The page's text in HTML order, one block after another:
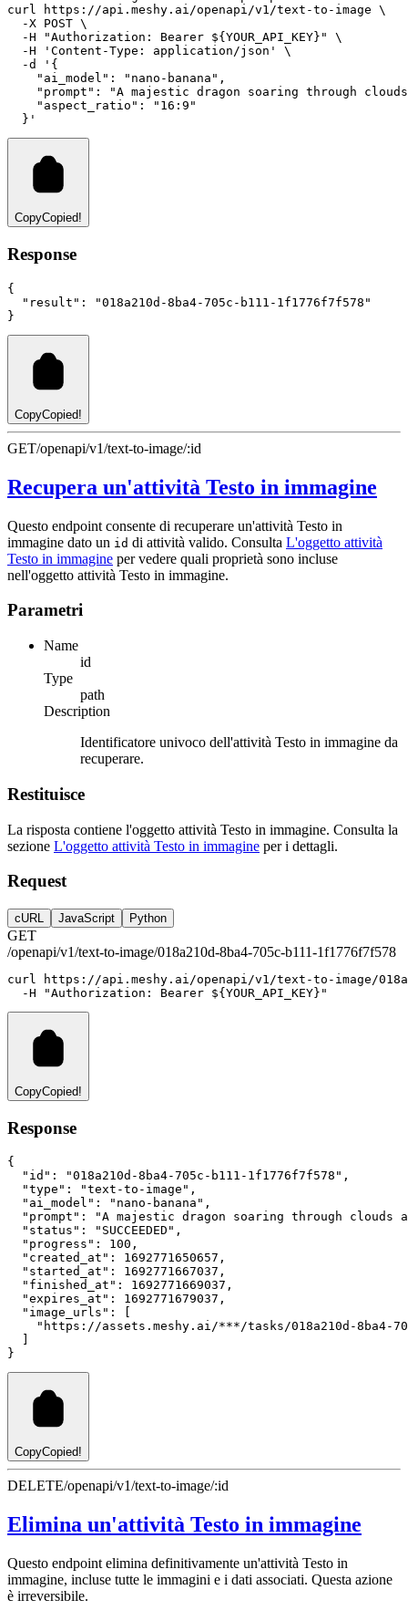
curl
https://api.meshy.ai/openapi/v1/text-to-image \
-X POST \
-H
"Authorization: Bearer ${YOUR_API_KEY}"
\
-H
'Content-Type: application/json'
\
-d
'{
    "ai_model": "nano-banana",
"prompt": "A majestic dragon soaring through
    "aspect_ratio": "16:9"
  }'
CopyCopied!
Response
{
"result" :
"018a210d-8ba4-705c-b111-1f1776f7f578"
}
CopyCopied!
GET/openapi/v1/text-to-image/:id
Recupera un'attività Testo in immagine
Questo endpoint consente di recuperare un'attività Testo in
immagine dato un id di attività valido. Consulta L'oggetto attività
Testo in immagine per vedere quali proprietà sono incluse
nell'oggetto attività Testo in immagine.
Parametri
Name
id
Type
path
Description
Identificatore univoco dell'attività Testo in immagine da
recuperare.
Restituisce
La risposta contiene l'oggetto attività Testo in immagine. Consulta la
sezione L'oggetto attività Testo in immagine per i dettagli.
Request
cURL JavaScript Python
GET
/openapi/v1/text-to-image/018a210d-8ba4-705c-b111-1f1776f7f578
curl
https://api.meshy.ai/openapi/v1/text-to-image/
-H
"Authorization: Bearer ${YOUR_API_KEY}"
CopyCopied!
Response
{
"id" : "018a210d-8ba4-705c-b111-1f1776f7f578" ,
"type" : "text-to-image" ,
"ai_model" : "nano-banana" ,
"prompt" :
"A majestic dragon soaring through clouds
"status" : "SUCCEEDED" ,
"progress" : 100 ,
"created_at" : 1692771650657 ,
"started_at" : 1692771667037 ,
"finished_at" : 1692771669037 ,
"expires_at" : 1692771679037 ,
"image_urls" :
"https://assets.meshy.ai/***/tasks/018a210d-8ba4-
}
CopyCopied!
DELETE/openapi/v1/text-to-image/:id
Elimina un'attività Testo in immagine
Questo endpoint elimina definitivamente un'attività Testo in
immagine, incluse tutte le immagini e i dati associati. Questa azione
è irreversibile.